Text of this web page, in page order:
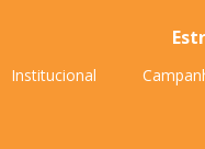
Institucional